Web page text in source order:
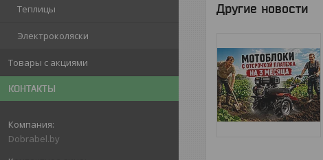
Теплицы
Электроколяски
Товары с акциями
КОНТАКТЫ
Dobrabel.by
Другие новости